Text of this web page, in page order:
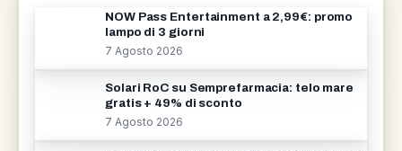
NOW Pass Entertainment a 2,99€: promo
lampo di 3 giorni
7 Agosto 2026
Solari RoC su Semprefarmacia: telo mare
gratis + 49% di sconto
7 Agosto 2026